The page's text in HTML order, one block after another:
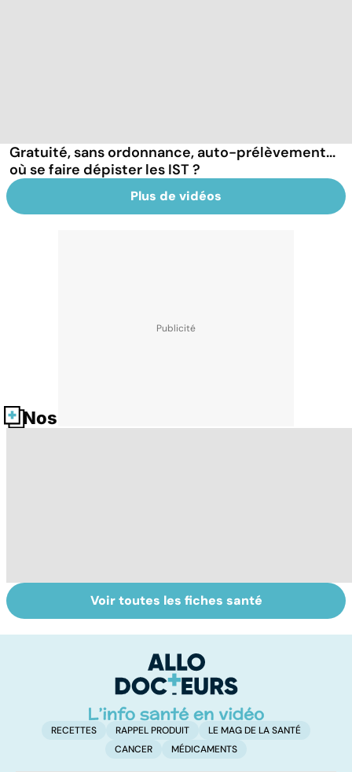
Gratuité, sans ordonnance, auto-prélèvement...
où se faire dépister les IST ?
Plus de vidéos
Nos fiches santé
Suicide : prévenir
le passage à
Un rhume, ça se
soigne ?
Voir toutes les fiches santé
RECETTES RAPPEL PRODUIT
LE MAG DE LA SANTÉ
CANCER
MÉDICAMENTS